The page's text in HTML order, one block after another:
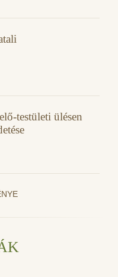
testületi ülésen